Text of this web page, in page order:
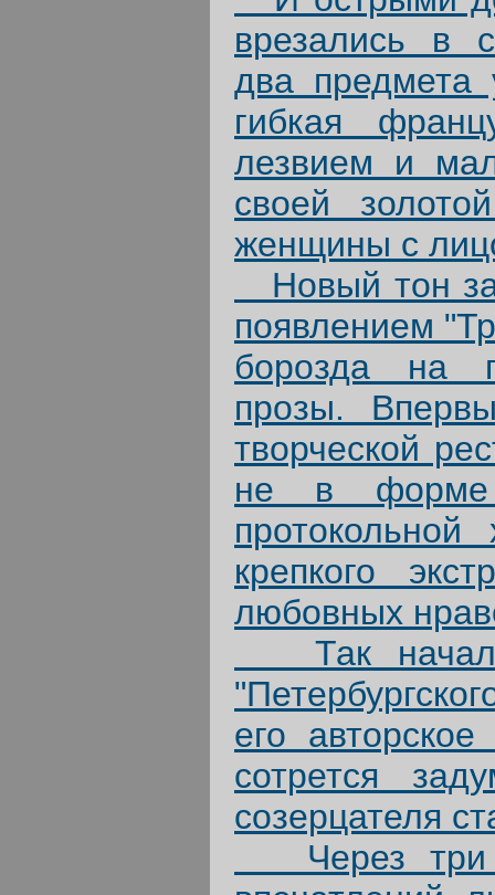
врезались в
два предмета
гибкая
лезвием и
своей
женщины с
Новый тон
появлением
борозда на
прозы.
творческой
не в форме
крепкого
любовных
Так
его
сотрется
созерцателя
Через три